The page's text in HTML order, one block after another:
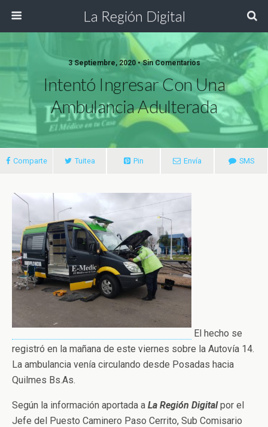
La Región Digital
3 Septiembre, 2020 • Sin Comentarios
Intentó Ingresar Con Una
Ambulancia Adulterada
Comparte Tuitea Pin Envía SMS
El hecho se
registró en la mañana de este viernes sobre la Autovía 14.
La ambulancia venía circulando desde Posadas hacia
Quilmes Bs.As.
Según la información aportada a La Región Digitalpor el
Jefe del Puesto Caminero Paso Cerrito, Sub Comisario